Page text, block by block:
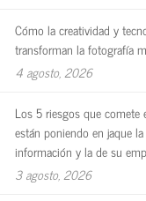
Cómo la creatividad y
transforman la fotografía
4 agosto, 2026
Los 5 riesgos que
están poniendo en jaque
información y la de su
3 agosto, 2026